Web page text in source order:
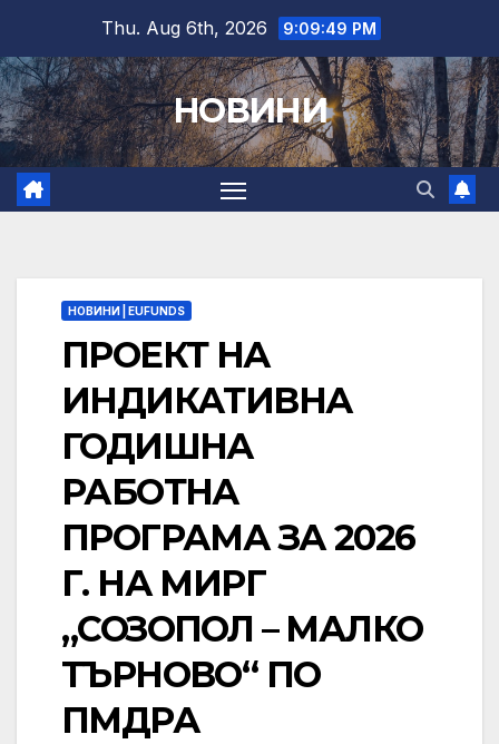
content
Thu. Aug 6th, 2026 9:09:50 PM
НОВИНИ
НОВИНИ | EUFUNDS
ПРОЕКТ НА
ИНДИКАТИВНА
ГОДИШНА
РАБОТНА
ПРОГРАМА ЗА 2026
Г. НА МИРГ
„СОЗОПОЛ – МАЛКО
ТЪРНОВО“ ПО
ПМДРА